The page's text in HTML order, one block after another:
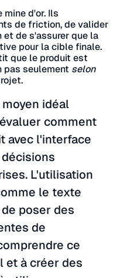
mine d'or. Ils
de friction, de valider
de s'assurer que la
pour la cible finale.
que le produit est
seulement selon
idéal
comment
avec l'interface
L'utilisation
le texte
poser des
de
ce
et à créer des